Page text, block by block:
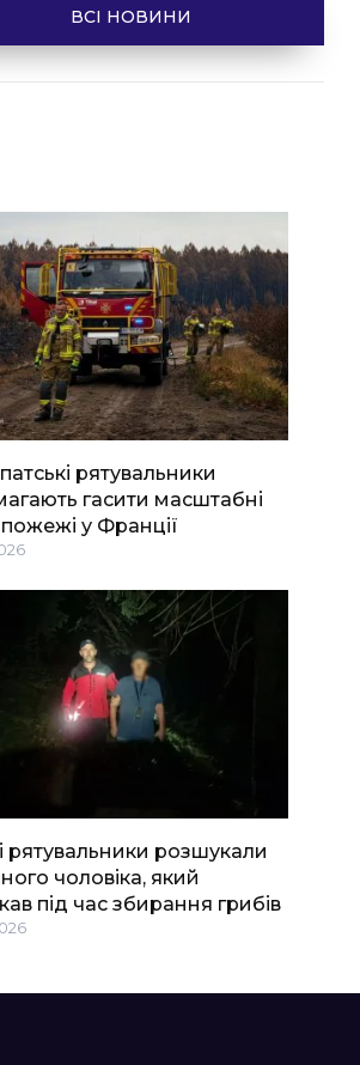
ВСІ НОВИНИ
рятувальники
гасити масштабні
пожежі у Франції
рятувальники розшукали
чоловіка, який
під час збирання грибів